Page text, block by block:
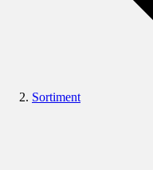
Sortiment